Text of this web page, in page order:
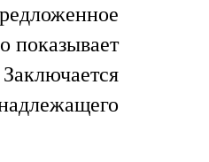
показывает